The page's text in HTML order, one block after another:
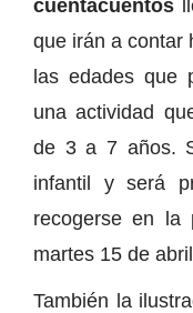
cuentacuentos
que irán a contar
las edades que
una actividad
de 3 a 7 años.
infantil y será
recogerse en la
martes 15 de
También la